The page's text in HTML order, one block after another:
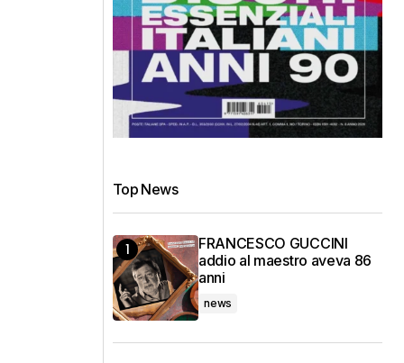
Top News
FRANCESCO GUCCINI
addio al maestro aveva 86
anni
news